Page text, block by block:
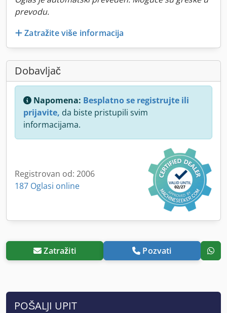
prevodu.
Zatražite više informacija
Dobavljač
Napomena: Besplatno se registrujte ili
prijavite, da biste pristupili svim
informacijama.
Registrovan od: 2006
187 Oglasi online
Zatražiti Pozvati
POŠALJI UPIT